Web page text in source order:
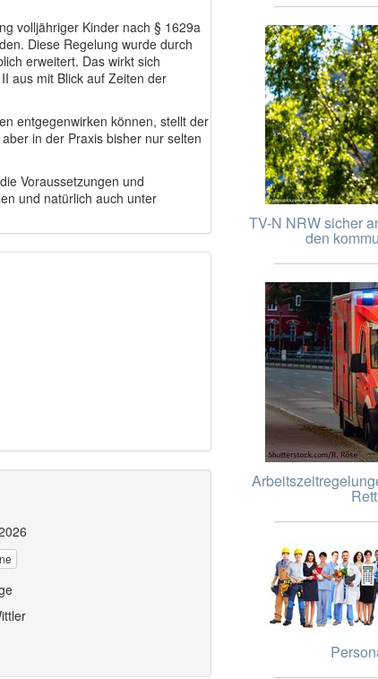
volljähriger Kinder nach § 1629a
Diese Regelung wurde durch
erweitert. Das wirkt sich
aus mit Blick auf Zeiten der
entgegenwirken können, stellt der
in der Praxis bisher nur selten
Voraussetzungen und
und natürlich auch unter
TV-N NRW sicher
den